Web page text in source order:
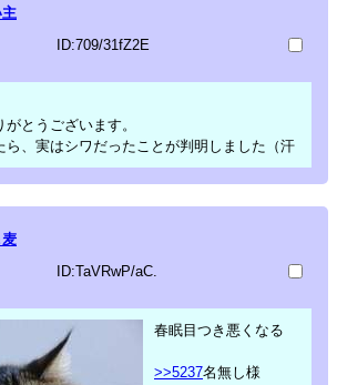
主
ID:709/31fZ2E
とうございます。
ら、実はシワだったことが判明しました（汗
ID:TaVRwP/aC.
春眠目つき悪くなる
>>5237名無し様